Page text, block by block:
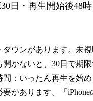
日・再生開始後48時
ウンがあります。 未
開かないと、30日で期
間 ：いったん再生を始
があります。「iPhone